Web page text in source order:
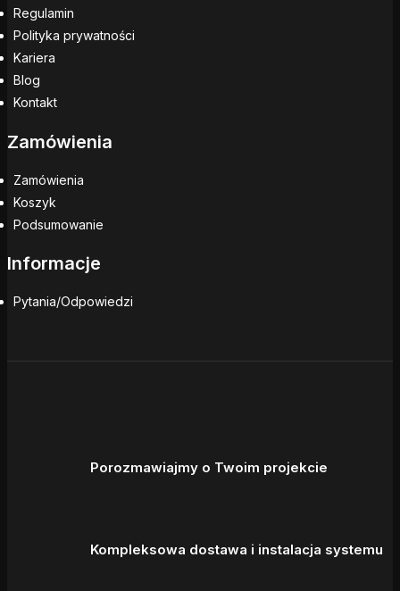
Regulamin
Polityka prywatności
Kariera
Blog
Kontakt
Zamówienia
Zamówienia
Koszyk
Podsumowanie
Informacje
Pytania/Odpowiedzi
Porozmawiajmy o Twoim projekcie
Kompleksowa dostawa i instalacja systemu